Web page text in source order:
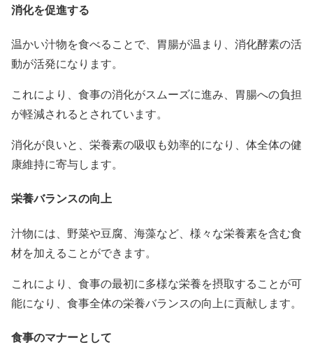
消化を促進する
温かい汁物を食べることで、胃腸が温まり、消化酵素の活
動が活発になります。
これにより、食事の消化がスムーズに進み、胃腸への負担
が軽減されるとされています。
消化が良いと、栄養素の吸収も効率的になり、体全体の健
康維持に寄与します。
栄養バランスの向上
汁物には、野菜や豆腐、海藻など、様々な栄養素を含む食
材を加えることができます。
これにより、食事の最初に多様な栄養を摂取することが可
能になり、食事全体の栄養バランスの向上に貢献します。
食事のマナーとして